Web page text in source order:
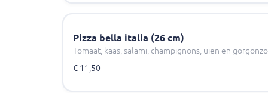
Pizza bella italia (26 cm)
Tomaat, kaas, salami, champignons, uien en
€ 11,50